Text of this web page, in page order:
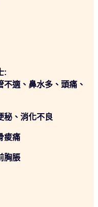
:
適、鼻水多、頭痛、
秘、 消化不良
痠痛
胸脹